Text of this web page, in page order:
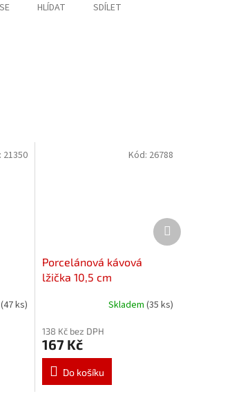
HLÍDAT SDÍLET
(47 ks)
21350
Porcelánová kávová
lžička 10,5 cm
Skladem (35 ks)
138 Kč bez DPH
167 Kč
Do košíku
Kód: 26788
Další
produkt